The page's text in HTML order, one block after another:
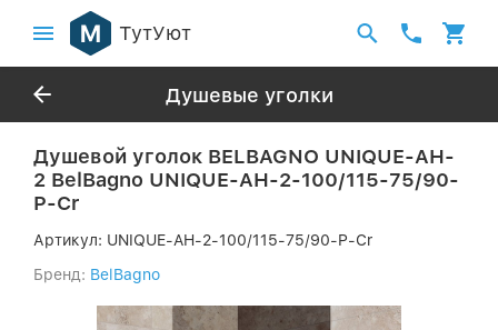
ТутУют
Душевые уголки
Душевой уголок BELBAGNO UNIQUE-AH-
2 BelBagno UNIQUE-AH-2-100/115-75/90-
P-Cr
Артикул: UNIQUE-AH-2-100/115-75/90-P-Cr
Бренд: BelBagno